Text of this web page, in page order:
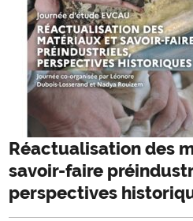
Réactualisation des
savoir-faire
perspectives